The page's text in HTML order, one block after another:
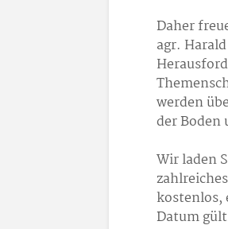
Daher
agr.
werden
der Boden
Wir laden
kostenlos,
Datum